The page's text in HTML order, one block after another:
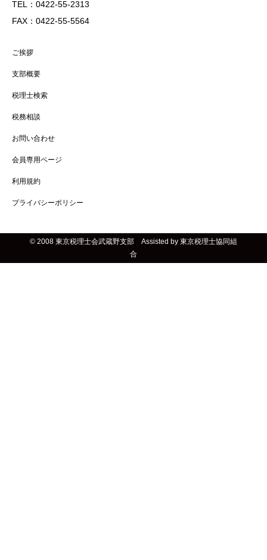
TEL：0422-55-2313
FAX：0422-55-5564
ご挨拶
支部概要
税理士検索
税務相談
お問い合わせ
会員専用ページ
利用規約
プライバシーポリシー
© 2008 東京税理士会武蔵野支部 Assisted by 東京税理士協同組
合